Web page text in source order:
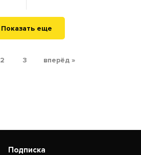
Показать еще
2 3 вперёд »
Подписка